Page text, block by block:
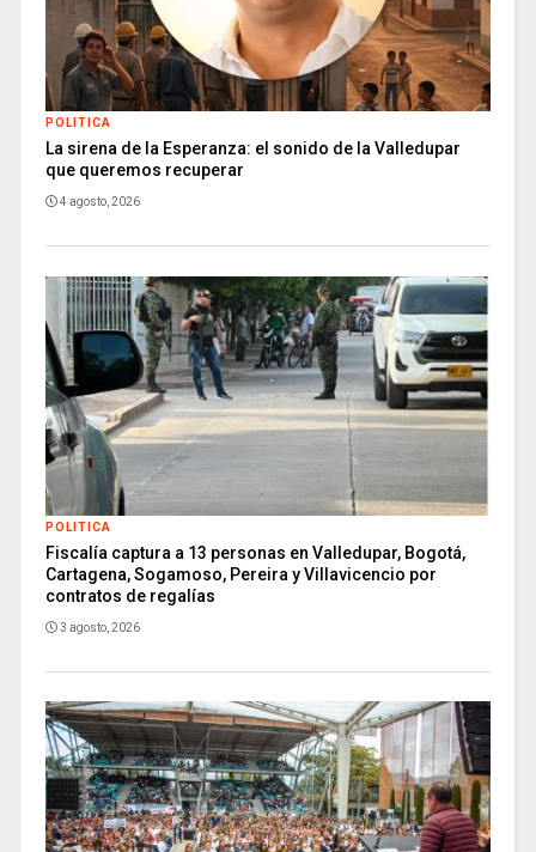
POLITICA
La sirena de la Esperanza: el sonido de la Valledupar
que queremos recuperar
4 agosto, 2026
POLITICA
Fiscalía captura a 13 personas en Valledupar, Bogotá,
Cartagena, Sogamoso, Pereira y Villavicencio por
contratos de regalías
3 agosto, 2026